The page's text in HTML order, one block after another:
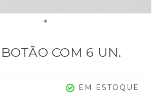
COM 6 UN.
EM ESTOQUE